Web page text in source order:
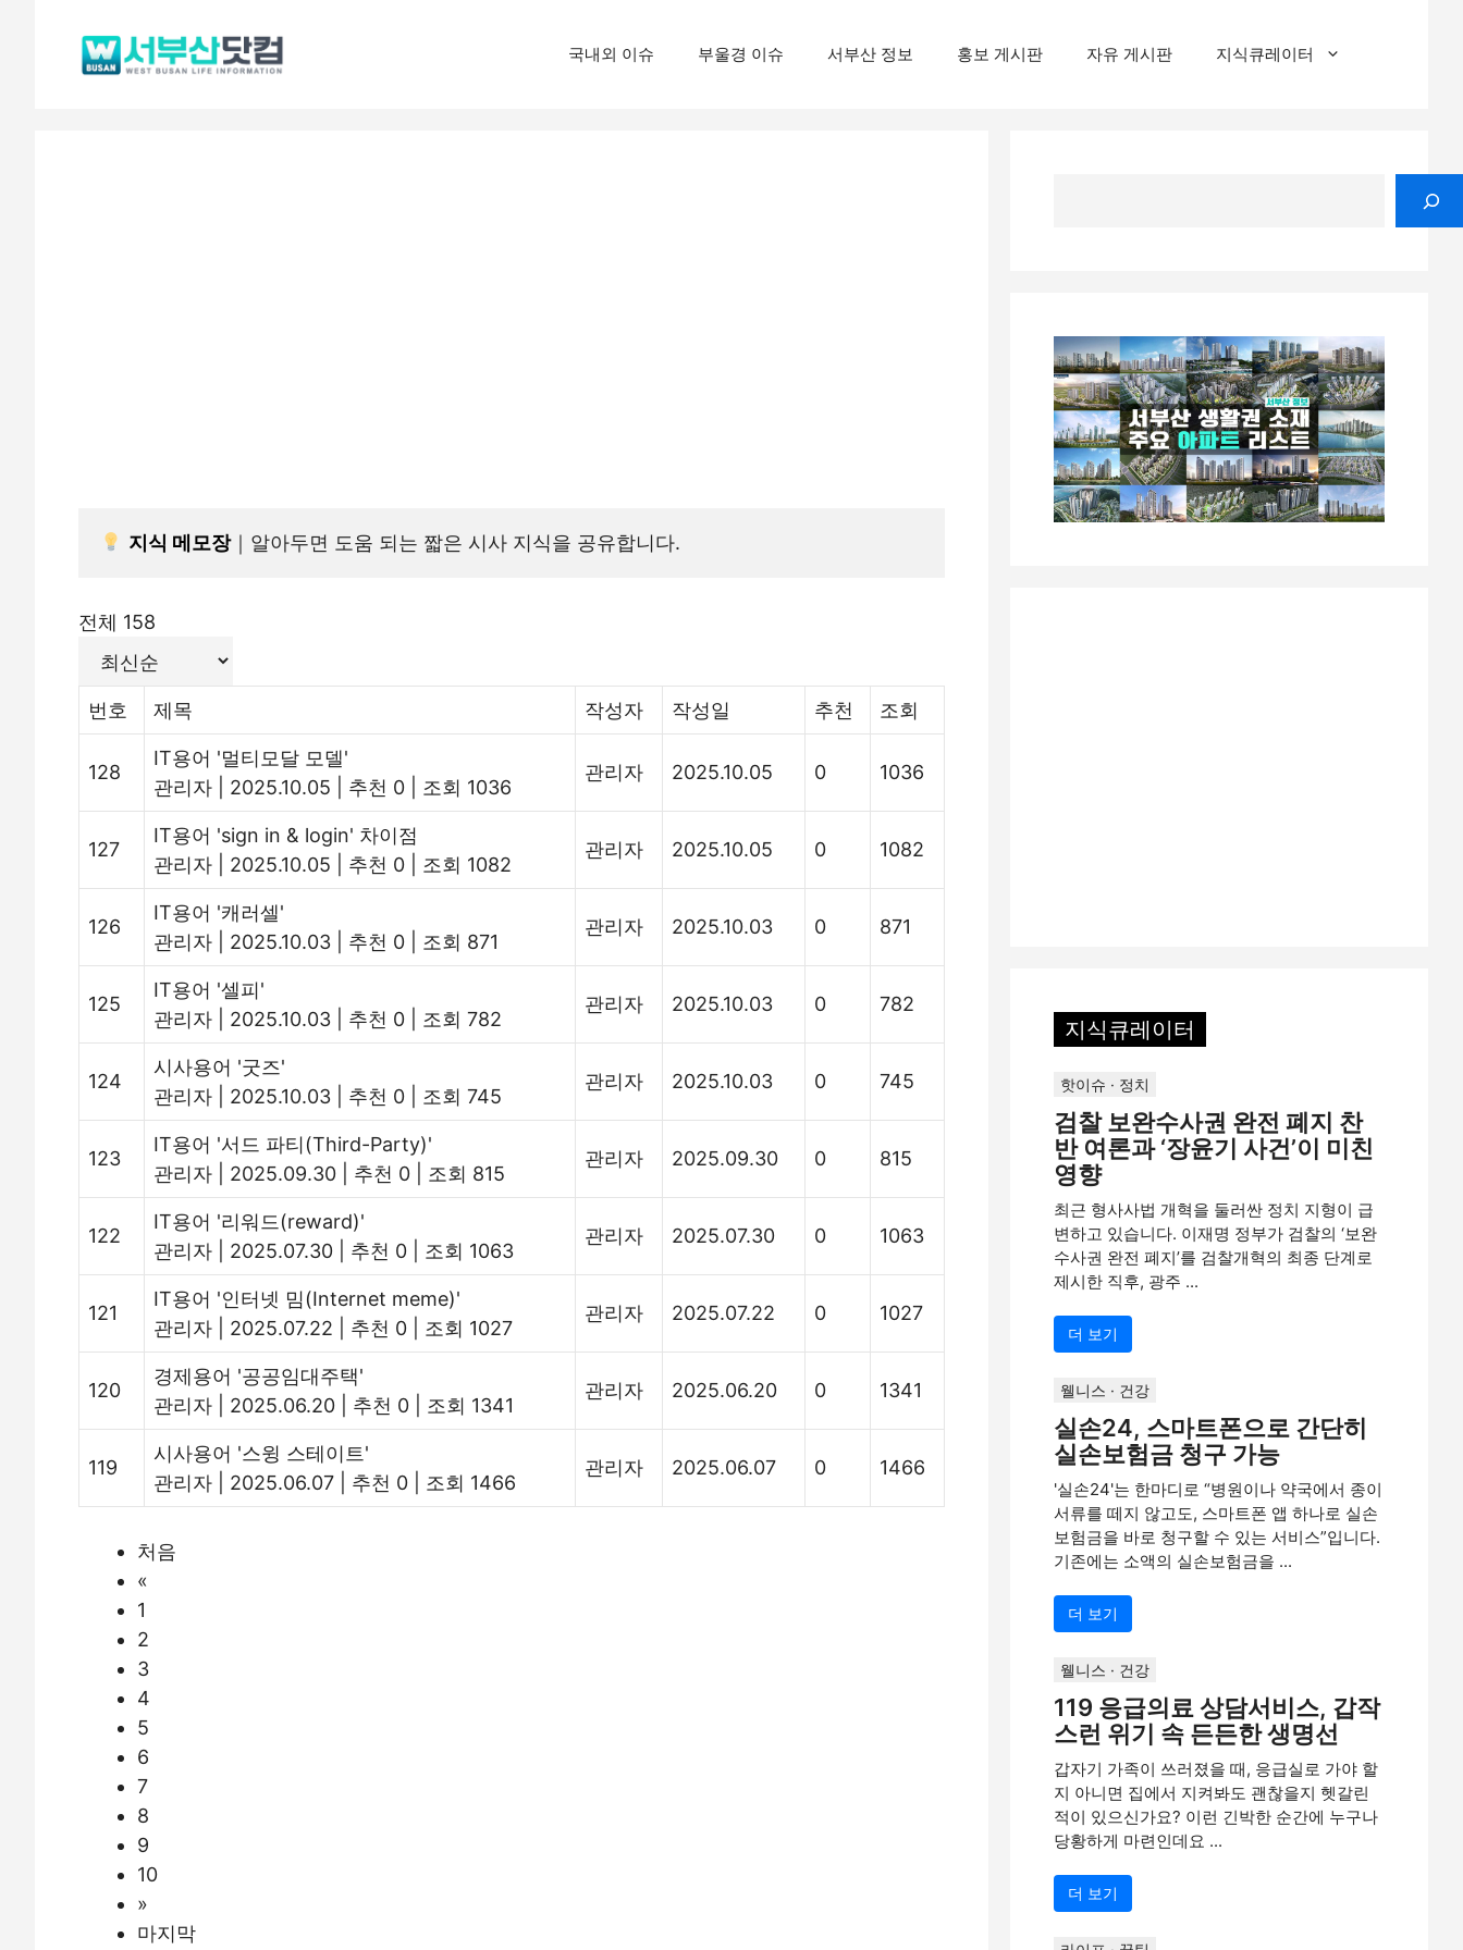
국내외 이슈 부울경 이슈 서부산 정보 홍보 게시판 자유 게시판 지식큐레이터
지식 메모장｜알아두면 도움 되는 짧은 시사 지식을 공유합니다.
전체 158
번호 제목 작성자 작성일 추천 조회
128
IT용어 '멀티모달 모델'
관리자
2025.10.05 추천 0 조회 1036
관리자 2025.10.05 0 1036
127
IT용어 'sign in & login' 차이점
관리자
2025.10.05 추천 0 조회 1082
관리자 2025.10.05 0 1082
126
IT용어 '캐러셀'
관리자
2025.10.03 추천 0 조회 871
관리자 2025.10.03 0 871
125
IT용어 '셀피'
관리자
2025.10.03 추천 0 조회 782
관리자 2025.10.03 0 782
124
시사용어 '굿즈'
관리자
2025.10.03 추천 0 조회 745
관리자 2025.10.03 0 745
123
IT용어 '서드 파티(Third-Party)'
관리자
2025.09.30 추천 0 조회 815
관리자 2025.09.30 0 815
122
IT용어 '리워드(reward)'
관리자
2025.07.30 추천 0 조회 1063
관리자 2025.07.30 0 1063
121
IT용어 '인터넷 밈(Internet meme)'
관리자
2025.07.22 추천 0 조회 1027
관리자 2025.07.22 0 1027
120
경제용어 '공공임대주택'
관리자
2025.06.20 추천 0 조회 1341
관리자 2025.06.20 0 1341
119
시사용어 '스윙 스테이트'
관리자
2025.06.07 추천 0 조회 1466
관리자 2025.06.07 0 1466
처음
«
1
2
3
4
5
6
7
8
9
10
»
마지막
지식큐레이터
핫이슈 · 정치
검찰 보완수사권 완전 폐지 찬
반 여론과 ‘장윤기 사건’이 미친
영향
최근 형사사법 개혁을 둘러싼 정치 지형이 급
변하고 있습니다. 이재명 정부가 검찰의 ‘보완
수사권 완전 폐지’를 검찰개혁의 최종 단계로
제시한 직후, 광주 ...
더 보기
웰니스 · 건강
실손24, 스마트폰으로 간단히
실손보험금 청구 가능
'실손24'는 한마디로 “병원이나 약국에서 종이
서류를 떼지 않고도, 스마트폰 앱 하나로 실손
보험금을 바로 청구할 수 있는 서비스”입니다.
기존에는 소액의 실손보험금을 ...
더 보기
웰니스 · 건강
119 응급의료 상담서비스, 갑작
스런 위기 속 든든한 생명선
갑자기 가족이 쓰러졌을 때, 응급실로 가야 할
지 아니면 집에서 지켜봐도 괜찮을지 헷갈린
적이 있으신가요? 이런 긴박한 순간에 누구나
당황하게 마련인데요 ...
더 보기